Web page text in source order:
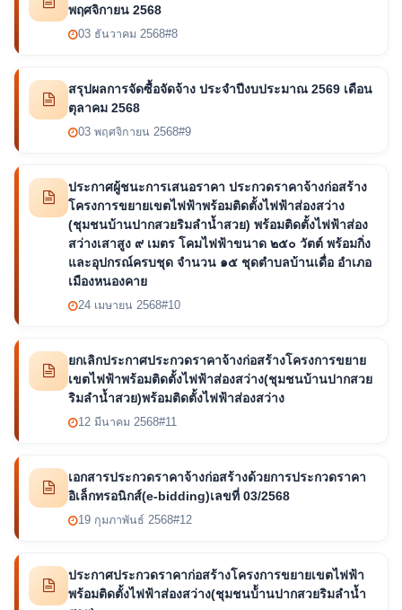
พฤศจิกายน 2568
03 ธันวาคม 2568#8
สรุปผลการจัดซื้อจัดจ้าง ประจำปีงบประมาณ 2569 เดือน
ตุลาคม 2568
03 พฤศจิกายน 2568#9
ประกาศผู้ชนะการเสนอราคา ประกวดราคาจ้างก่อสร้าง
โครงการขยายเขตไฟฟ้าพร้อมติดตั้งไฟฟ้าส่องสว่าง
(ชุมชนบ้านปากสวยริมลำน้ำสวย) พร้อมติดตั้งไฟฟ้าส่อง
สว่างเสาสูง ๙ เมตร โคมไฟฟ้าขนาด ๒๕๐ วัตต์ พร้อมกิ่ง
และอุปกรณ์ครบชุด จำนวน ๑๕ ชุดตำบลบ้านเดื่อ อำเภอ
เมืองหนองคาย
24 เมษายน 2568#10
ยกเลิกประกาศประกวดราคาจ้างก่อสร้างโครงการขยาย
เขตไฟฟ้าพร้อมติดตั้งไฟฟ้าส่องสว่าง(ชุมชนบ้านปากสวย
ริมลำน้ำสวย)พร้อมติดตั้งไฟฟ้าส่องสว่าง
12 มีนาคม 2568#11
เอกสารประกวดราคาจ้างก่อสร้างด้วยการประกวดราคา
อิเล็กทรอนิกส์(e-bidding)เลขที่ 03/2568
19 กุมภาพันธ์ 2568#12
ประกาศประกวดราคาก่อสร้างโครงการขยายเขตไฟฟ้า
พร้อมติดตั้งไฟฟ้าส่องสว่าง(ชุมชนบ้้านปากสวยริมลำน้ำ